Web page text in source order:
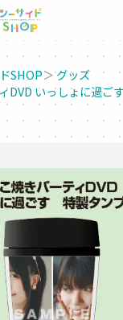
SHOP＞グッズ
DVD いっしょに過ご